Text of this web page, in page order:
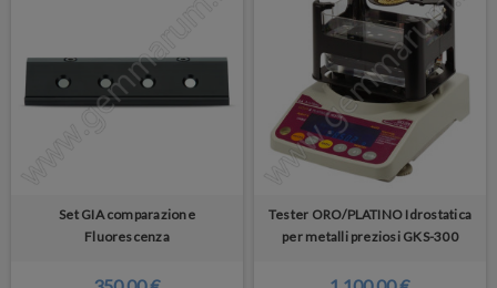
Set GIA comparazione
Fluorescenza
Tester ORO/PLATINO Idrostatica
per metalli preziosi GKS-300